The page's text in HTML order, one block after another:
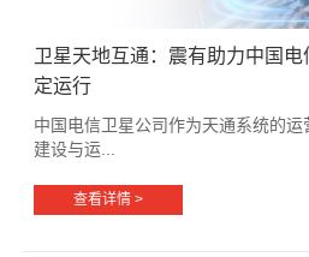
卫星天地互通：震有助力中国
定运行
中国电信卫星公司作为天通系统的
建设与运...
查看详情 >